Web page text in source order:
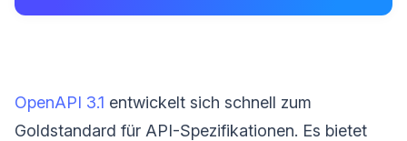
OpenAPI 3.1 entwickelt sich schnell zum
Goldstandard für API-Spezifikationen. Es bietet